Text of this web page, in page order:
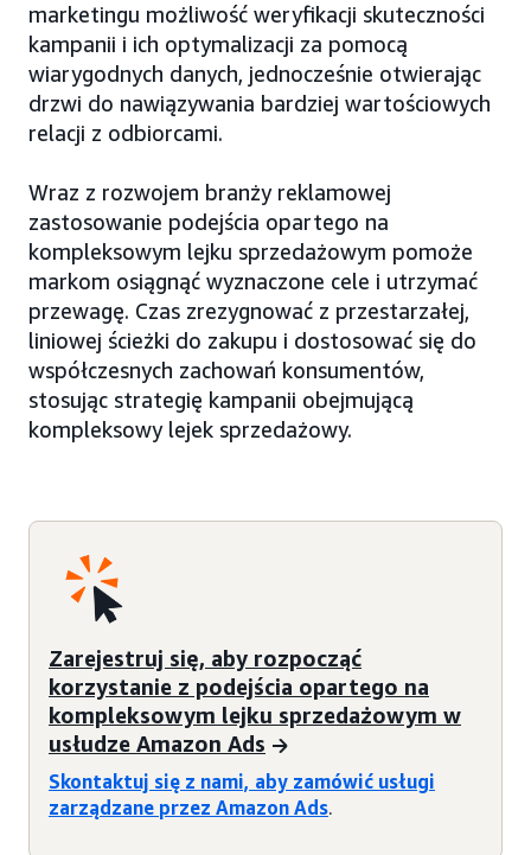
marketingu możliwość weryfikacji skuteczności
kampanii i ich optymalizacji za pomocą
wiarygodnych danych, jednocześnie otwierając
drzwi do nawiązywania bardziej wartościowych
relacji z odbiorcami.
Wraz z rozwojem branży reklamowej
zastosowanie podejścia opartego na
kompleksowym lejku sprzedażowym pomoże
markom osiągnąć wyznaczone cele i utrzymać
przewagę. Czas zrezygnować z przestarzałej,
liniowej ścieżki do zakupu i dostosować się do
współczesnych zachowań konsumentów,
stosując strategię kampanii obejmującą
kompleksowy lejek sprzedażowy.
Zarejestruj się, aby rozpocząć
korzystanie z podejścia opartego na
kompleksowym lejku sprzedażowym w
usłudze Amazon Ads
Skontaktuj się z nami, aby zamówić usługi
zarządzane przez Amazon Ads.